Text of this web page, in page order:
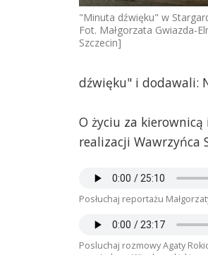
"Minuta dźwięku" w
Fot. Małgorzata Gwiazda-
Szczecin]
dźwięku" i dodawali:
O życiu za
realizacji Wawrzyńca
Posłuchaj reportażu
Posluchaj rozmowy Agaty